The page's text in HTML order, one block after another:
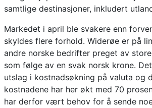
samtlige destinasjoner, inkludert
Markedet i april ble svakere enn
skyldes flere forhold. Widerøe er på
andre norske bedrifter preget av
som følge av en svak norsk krone.
utslag i kostnadsøkning på valuta og
kostnadene har her økt med 70
har derfor vært behov for å sende